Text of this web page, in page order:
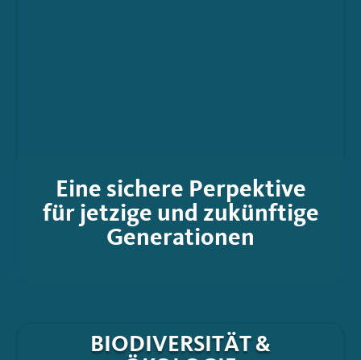
Eine sichere Perpektive
für jetzige und zukünftige
Generationen
BIODIVERSITÄT &